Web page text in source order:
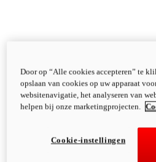
Door op “Alle cookies accepteren” te
opslaan van cookies op uw apparaat
websitenavigatie, het analyseren van
helpen bij onze marketingprojecten.
Cookie-instellingen